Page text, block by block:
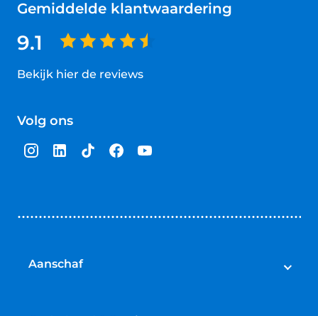
Gemiddelde klantwaardering
9.1
Bekijk hier de reviews
van
sterren
Volg ons
Aanschaf